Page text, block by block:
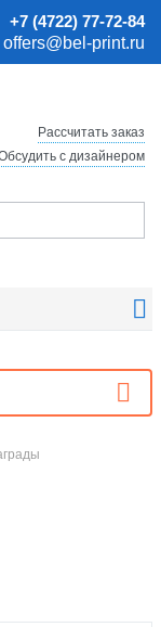
+7 (4722) 77-72-84
offers@bel-print.ru
Рассчитать заказ
с дизайнером
